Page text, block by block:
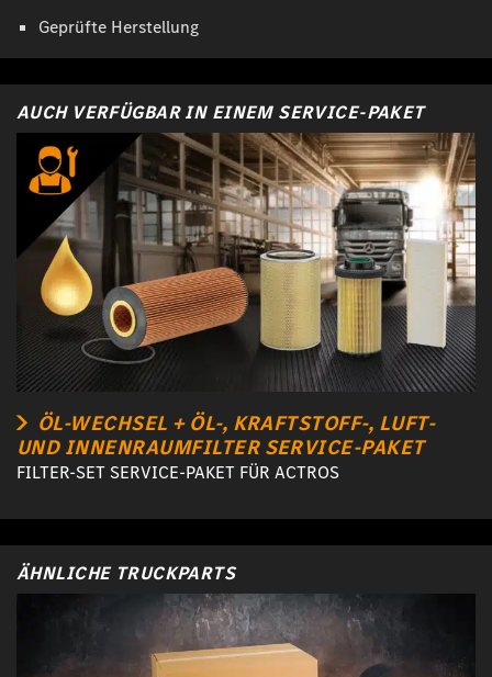
Geprüfte Herstellung
AUCH VERFÜGBAR IN EINEM SERVICE-PAKET
ÖL-WECHSEL + ÖL-, KRAFTSTOFF-, LUFT-
UND INNENRAUMFILTER SERVICE-PAKET
FILTER-SET SERVICE-PAKET FÜR ACTROS
ÄHNLICHE TRUCKPARTS